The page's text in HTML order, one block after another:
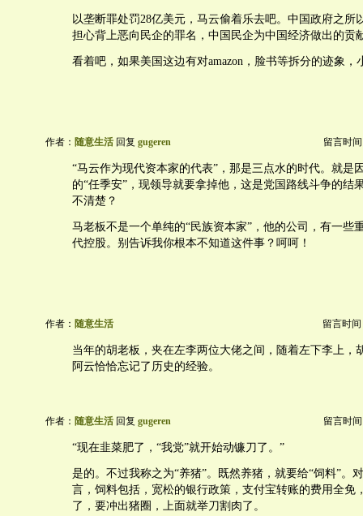
以垄断罪处罚28亿美元，马云偷着乐去吧。中国政府之所
担心背上恶向民企的罪名，中国民企为中国经济做出的贡
看着吧，如果美国这边有对amazon，脸书等拆分的迹象，
作者： 随意生活 回复 gugeren 留言时间
“马云作为现代资本家的代表”，那是三点水的时代。就是
的“任季安”，现领导就要拿掉他，这是党国路线斗争的结
不清楚？
马老板不是一个单纯的“民族资本家”，他的公司，有一些
代控股。别告诉我你根本不知道这件事？呵呵！
作者： 随意生活 留言时间
当年的胡老板，夹在左李两位大佬之间，随着左下李上，
阿云恰恰忘记了历史的经验。
作者： 随意生活 回复 gugeren 留言时间
“现在韭菜肥了，“我党”就开始动镰刀了。”
是的。不过我称之为“养猪”。既然养猪，就要给“饲料”。
言，饲料包括，宽松的银行政策，支付宝转账的费用全免
了，要冲出猪圈，上面就举刀割肉了。